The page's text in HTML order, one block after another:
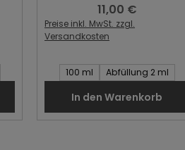
Regulärer Preis:
11,00 €
Preise inkl. MwSt. zzgl.
Versandkosten
Inhalt des Artikel:
100 ml Abfüllung 2 ml
In den Warenkorb